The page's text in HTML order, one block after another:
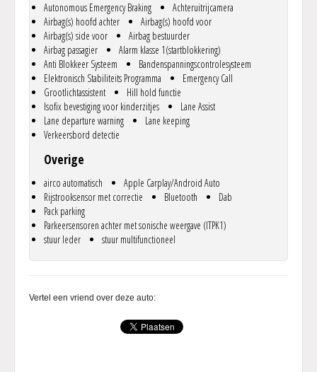
Autonomous Emergency Braking
Achteruitrijcamera
Airbag(s) hoofd achter
Airbag(s) hoofd voor
Airbag(s) side voor
Airbag bestuurder
Airbag passagier
Alarm klasse 1(startblokkering)
Anti Blokkeer Systeem
Bandenspanningscontrolesysteem
Elektronisch Stabiliteits Programma
Emergency Call
Grootlichtassistent
Hill hold functie
Isofix bevestiging voor kinderzitjes
Lane Assist
Lane departure warning
Lane keeping
Verkeersbord detectie
Overige
airco automatisch
Apple Carplay/Android Auto
Rijstrooksensor met correctie
Bluetooth
Dab
Pack parking
Parkeersensoren achter met sonische weergave (ITPK1)
stuur leder
stuur multifunctioneel
Vertel een vriend over deze auto: